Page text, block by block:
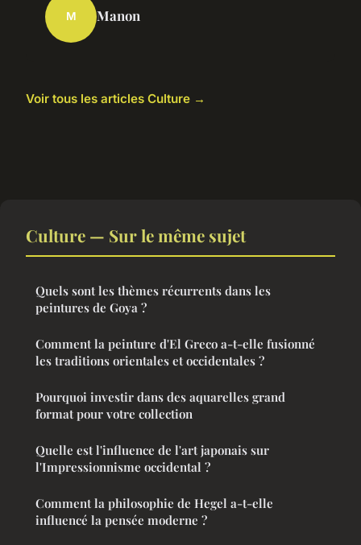
M Manon
Voir tous les articles Culture →
Culture — Sur le même sujet
Quels sont les thèmes récurrents dans les
peintures de Goya ?
Comment la peinture d'El Greco a-t-elle fusionné
les traditions orientales et occidentales ?
Pourquoi investir dans des aquarelles grand
format pour votre collection
Quelle est l'influence de l'art japonais sur
l'Impressionnisme occidental ?
Comment la philosophie de Hegel a-t-elle
influencé la pensée moderne ?